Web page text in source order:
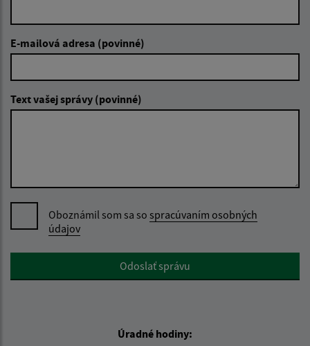
E-mailová adresa (povinné)
Text vašej správy (povinné)
Oboznámil som sa so spracúvaním osobných
údajov
Google reCaptcha ResponseOdoslať správu
Úradné hodiny: